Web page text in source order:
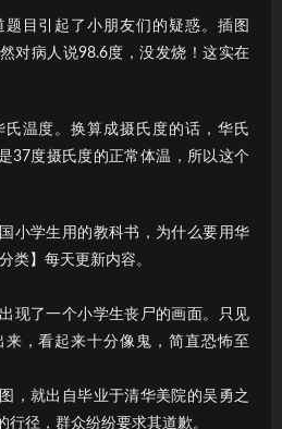
目引起了小朋友们的疑惑。插图
对病人说98.6度，没发烧！这实在
温度。换算成摄氏度的话，华氏
37度摄氏度的正常体温，所以这个
小学生用的教科书，为什么要用华
类】每天更新内容。
现了一个小学生丧尸的画面。只见
，看起来十分像鬼，简直恐怖至
，就出自毕业于清华美院的吴勇之
径，群众纷纷要求其道歉。